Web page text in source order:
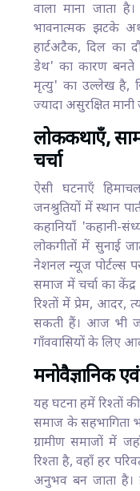
वाला माना जाता
भावनात्मक झटके
हार्टअटैक, दिल का
डेथ' का कारण बनते
मृत्यु' का उल्लेख है,
ज्यादा असुरक्षित मानी
लोककथाएँ,
चर्चा
ऐसी घटनाएँ
जनश्रुतियों में स्थान
कहानियाँ 'कहानी-
लोकगीतों में सुनाई
नेशनल न्यूज पोर्टल्स
समाज में चर्चा का
रिश्तों में प्रेम, आदर,
सकती हैं। आज भी
गाँववासियों के लिए
मनोवैज्ञानिक
यह घटना हमें रिश्तों
समाज के सहभागिता
ग्रामीण समाजों में
रिश्ता है, वहाँ हर
अनुभव बन जाता